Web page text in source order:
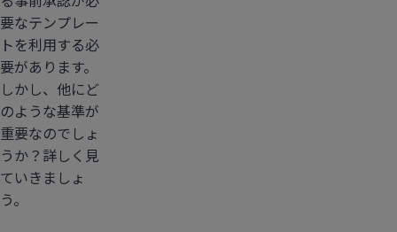
要なテンプレー
トを利用する必
要があります。
しかし、他にど
のような基準が
重要なのでしょ
うか？詳しく見
ていきましょ
う。